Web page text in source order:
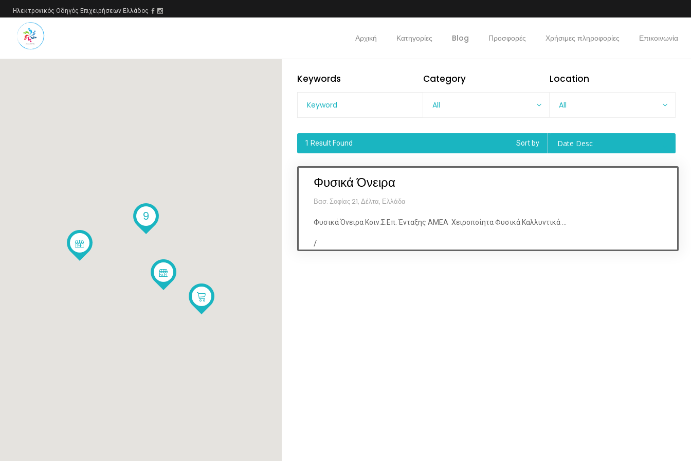
Ηλεκτρονικός Οδηγός Επιχειρήσεων Ελλάδος
Αρχική Κατηγορίες Blog Προσφορές Χρήσιμες πληροφορίες Επικοινωνία
9
Keywords Category
All
Location
All
1 Result Found Sort by Date Desc
Φυσικά Όνειρα
Βασ. Σοφίας 21, Δέλτα, Ελλάδα
Φυσικά Όνειρα Κοιν.Σ.Επ. Ένταξης ΑΜΕΑ Χειροποίητα Φυσικά Καλλυντικά ...